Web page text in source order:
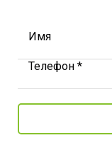
Имя
Телефон *